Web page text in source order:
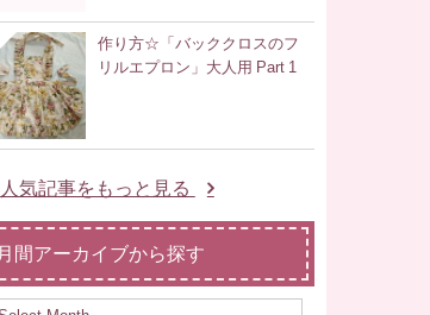
作り方☆「バッククロスのフ
リルエプロン」大人用 Part 1
人気記事をもっと見る
月間アーカイブから探す